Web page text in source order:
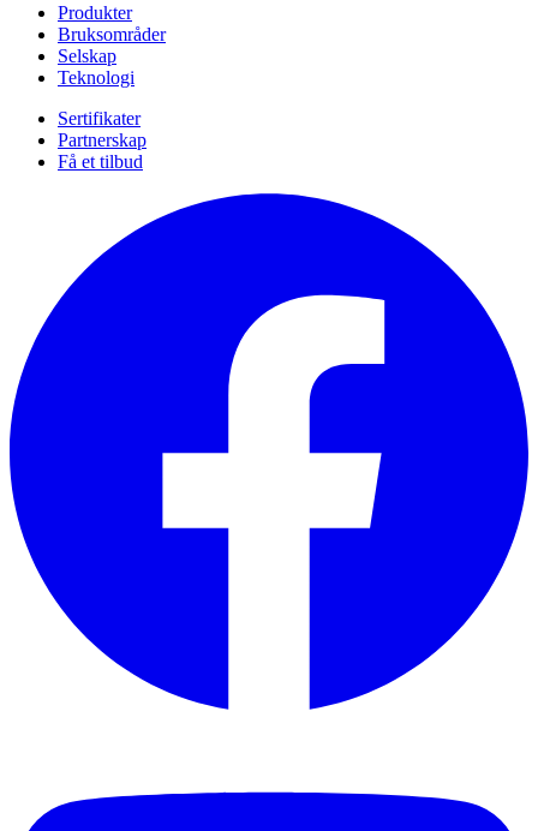
Produkter
Bruksområder
Selskap
Teknologi
Sertifikater
Partnerskap
Få et tilbud